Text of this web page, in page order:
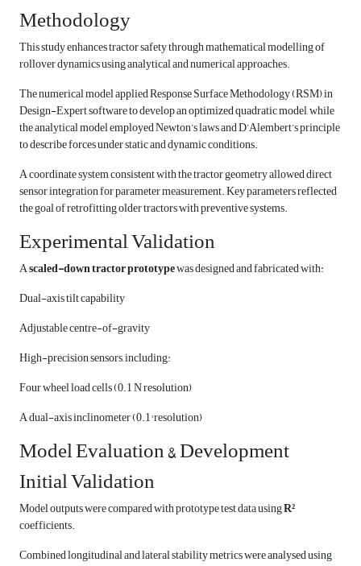
Methodology
This study enhances tractor safety through mathematical modelling of
rollover dynamics using analytical and numerical approaches.
The numerical model applied Response Surface Methodology (RSM) in
Design-Expert software to develop an optimized quadratic model, while
the analytical model employed Newton’s laws and D’Alembert’s principle
to describe forces under static and dynamic conditions.
A coordinate system consistent with the tractor geometry allowed direct
sensor integration for parameter measurement. Key parameters reflected
the goal of retrofitting older tractors with preventive systems.
Experimental Validation
Ascaled-down tractor prototypewas designed and fabricated with:
Dual-axis tilt capability
Adjustable centre-of-gravity
High-precision sensors, including:
Four wheel load cells (0.1 N resolution)
A dual-axis inclinometer (0.1° resolution)
Model Evaluation & Development
Initial Validation
Model outputs were compared with prototype test data usingR²
coefficients.
Combined longitudinal and lateral stability metrics were analysed using